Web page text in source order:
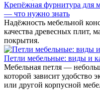
Крепёжная фурнитура для
— что нужно знать
Надёжность мебельной
качества древесных плит,
покрытия.
Петли мебельные: виды и
Мебельная петля —
которой зависит удобство
или другой корпусной